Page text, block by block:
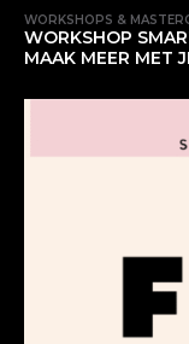
WORKSHOPS &
WORKSHOP
MAAK MEER MET